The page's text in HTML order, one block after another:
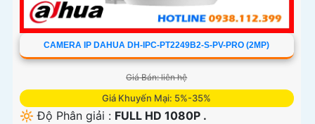
CAMERA IP DAHUA DH-IPC-PT2249B2-S-PV-PRO (2MP)
Giá Bán: liên hệ
Giá Khuyến Mại: 5%-35%
🔆 Độ Phân giải : FULL HD 1080P .